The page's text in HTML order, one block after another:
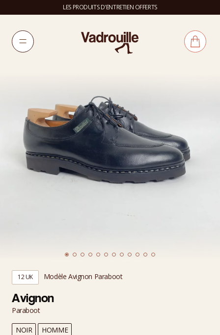
LES PRODUITS D'ENTRETIEN OFFERTS
12 UK Modèle Avignon Paraboot
Avignon
Paraboot
NOIR HOMME